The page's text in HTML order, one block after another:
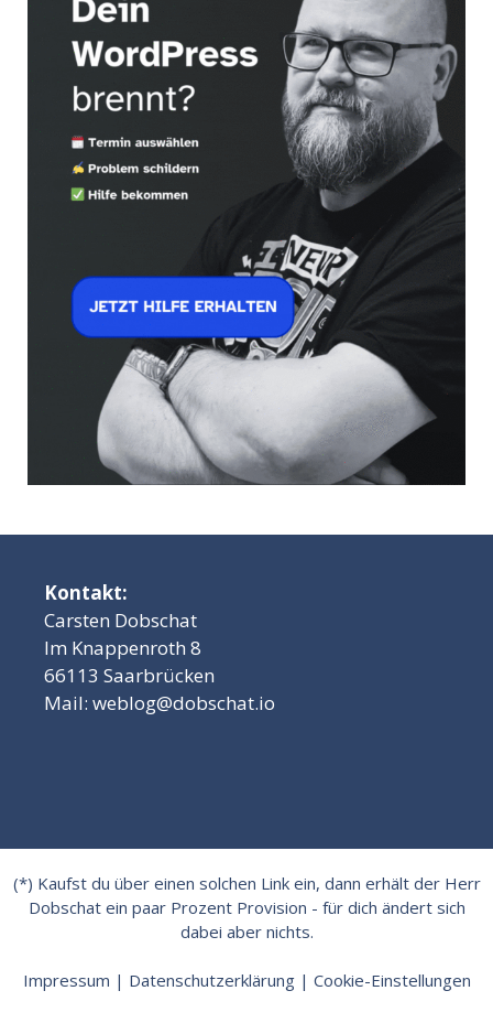
Kontakt:
Carsten Dobschat
Im Knappenroth 8
66113 Saarbrücken
Mail: weblog@dobschat.io
(*) Kaufst du über einen solchen Link ein, dann erhält der Herr
Dobschat ein paar Prozent Provision - für dich ändert sich
dabei aber nichts.
Impressum | Datenschutzerklärung| Cookie-Einstellungen